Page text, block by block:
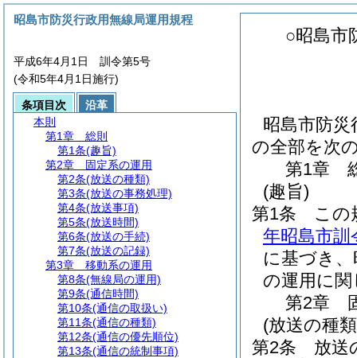
○昭島市
昭島市防災
の全部を次
第1章
(趣旨)
第1条
この
年昭島市訓
に基づき
の運用に
第2章
(放送の種
第2条
放送
昭島市防災行政用無線局運用規程
平成6年4月1日 訓令第5号
(令和5年4月1日施行)
条項目次
沿革
本則
第1章
総則
第1条(趣旨)
第2章
固定系の運用
第2条(放送の種類)
第3条(放送の事務処理)
第4条(放送事項)
第5条(放送時間)
第6条(放送の手続)
第7条(放送の記録)
第3章
移動系の運用
第8条(無線局の運用)
第9条(通信時間)
第10条(通信の取扱い)
第11条(通信の種類)
第12条(通信の優先順位)
第13条(通信の統制事項)